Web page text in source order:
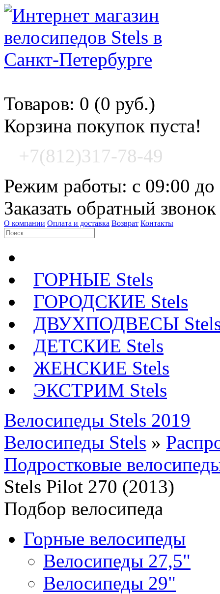
Товаров: 0 (0 руб.)
Корзина покупок пуста!
+7(812)317-78-49
Режим работы: с 09:00 до
Заказать обратный звонок
О компании Оплата и доставка Возврат Контакты
ГОРНЫЕ Stels
ГОРОДСКИЕ Stels
ДВУХПОДВЕСЫ
ДЕТСКИЕ Stels
ЖЕНСКИЕ Stels
ЭКСТРИМ Stels
Велосипеды Stels 2019
Велосипеды Stels »
Подростковые
Stels Pilot 270 (2013)
Подбор велосипеда
Горные велосипеды
Велосипеды 27,5"
Велосипеды 29"